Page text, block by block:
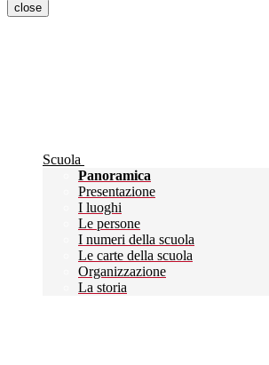
close
Scuola
Panoramica
Presentazione
I luoghi
Le persone
I numeri della scuola
Le carte della scuola
Organizzazione
La storia